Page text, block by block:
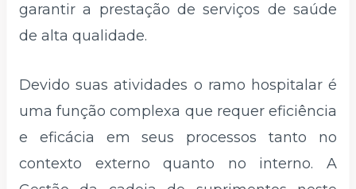
garantir a prestação de serviços de saúde
de alta qualidade.
Devido suas atividades o ramo hospitalar é
uma função complexa que requer eficiência
e eficácia em seus processos tanto no
contexto externo quanto no interno. A